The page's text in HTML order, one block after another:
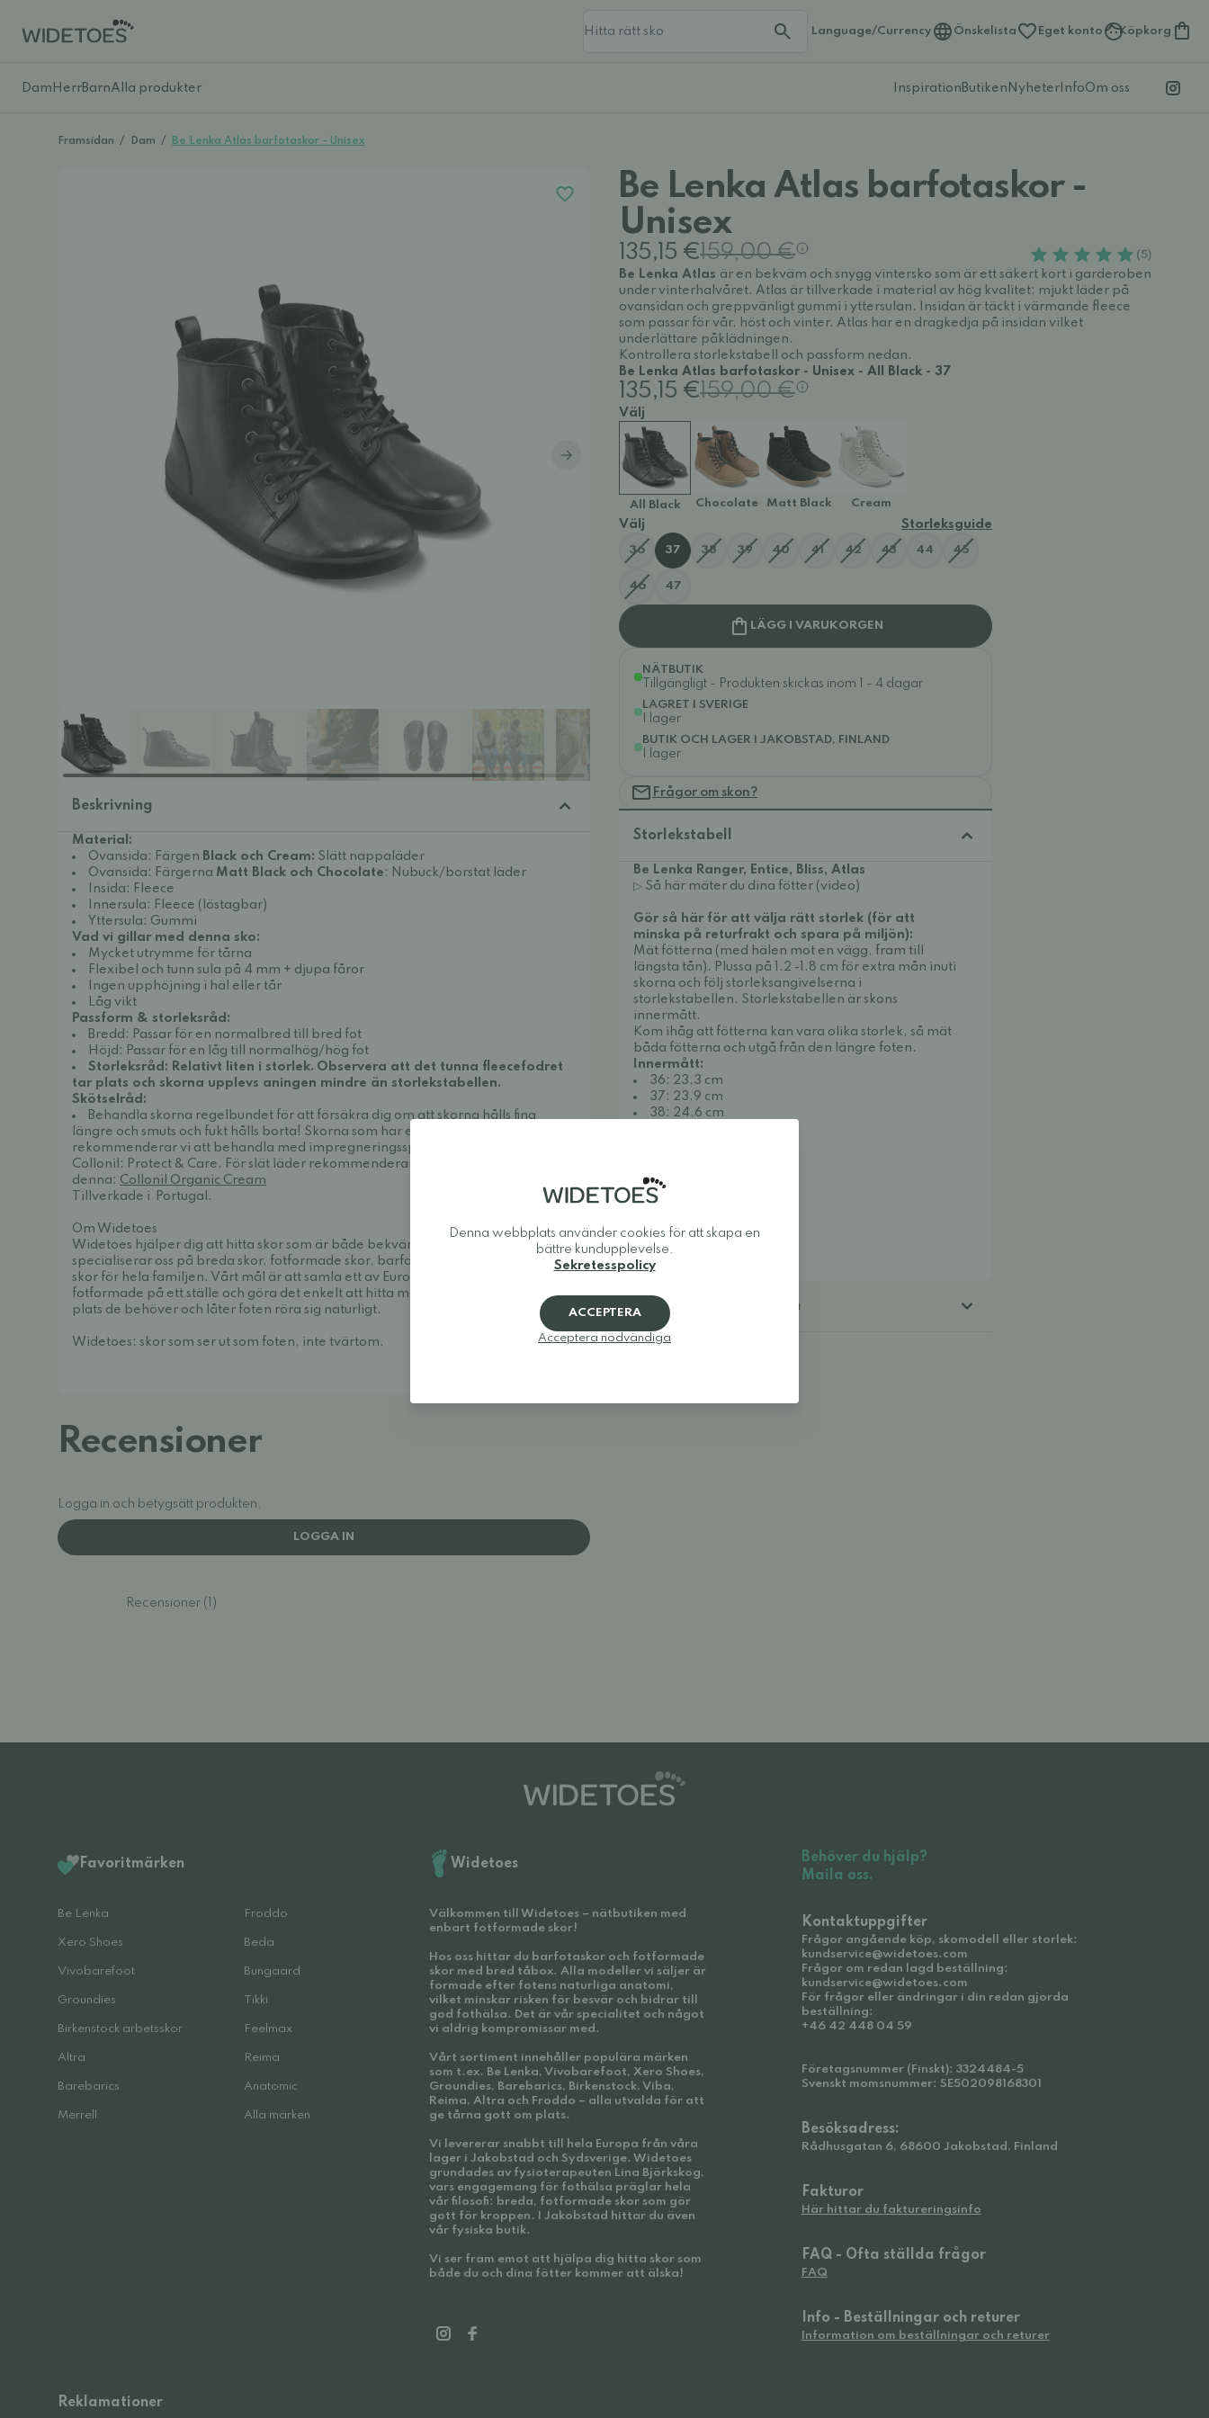
Language/Currency Önskelista Eget konto Köpkorg
Dam HerrBarnAlla produkter Inspiration Butiken Nyheter InfoOm oss
Framsidan / Dam / Be Lenka Atlas barfotaskor - Unisex
Beskrivning
Material:
Ovansida: Färgen Black och Cream: Slätt nappaläder
Ovansida: Färgerna Matt Black och Chocolate : Nubuck/borstat läder
Insida: Fleece
Innersula: Fleece (löstagbar)
Yttersula: Gummi
Vad vi gillar med denna sko:
Mycket utrymme för tårna
Flexibel och tunn sula på 4 mm + djupa fåror
Ingen upphöjning i häl eller tår
Låg vikt
Passform & storleksråd:
Bredd: Passar för en normalbred till bred fot
Höjd: Passar för en låg till normalhög/hög fot
Storleksråd: Relativt liten i storlek. Observera att det tunna fleecefodret
tar plats och skorna upplevs aningen mindre än storlekstabellen.
Skötselråd:
Behandla skorna regelbundet för att försäkra dig om att skorna hålls fina
längre och smuts och fukt hålls borta! Skorna som har en yta av nubuckläder
rekommenderar vi att behandla med impregneringsspray, t.ex.denna från
Collonil: Protect & Care . För slät läder rekommenderar vi kräm, t.ex.
denna: Collonil Organic Cream
Tillverkade i Portugal.
Om Widetoes
Widetoes hjälper dig att hitta skor som är både bekväma och snygga. Vi
specialiserar oss på breda skor, fotformade skor, barfotaskor och minimalistiska
skor för hela familjen. Vårt mål är att samla ett av Europas bästa utbud av
fotformade på ett ställe och göra det enkelt att hitta modeller som ger tårna den
plats de behöver och låter foten röra sig naturligt.
Widetoes: skor som ser ut som foten, inte tvärtom.
Recensioner
Logga in och betygsätt produkten.
LOGGA IN
Recensioner (1)
Be Lenka Atlas barfotaskor -
Unisex
135,15 €159,00 € (5)
Be Lenka Atlas är en bekväm och snygg vintersko som är ett säkert kort i garderoben
under vinterhalvåret. Atlas är tillverkade i material av hög kvalitet; mjukt läder på
ovansidan och greppvänligt gummi i yttersulan. Insidan är täckt i värmande fleece
som passar för vår, höst och vinter. Atlas har en dragkedja på insidan vilket
underlättare påklädningen.
Kontrollera storlekstabell och passform nedan.
Be Lenka Atlas barfotaskor - Unisex - All Black - 37
135,15 €159,00 €
Välj
All Black Chocolate Matt Black Cream
Välj Storleksguide
36 37 38 39 40 41 42 43 44 45
46 47
LÄGG I VARUKORGEN
NÄTBUTIK
Tillgängligt - Produkten skickas inom 1 - 4 dagar
LAGRET I SVERIGE
I lager
BUTIK OCH LAGER I JAKOBSTAD, FINLAND
I lager
Frågor om skon?
Storlekstabell
Be Lenka Ranger, Entice, Bliss, Atlas
▷ Så här mäter du dina fötter (video)
Gör så här för att välja rätt storlek (för att
minska på returfrakt och spara på miljön):
Mät fötterna (med hälen mot en vägg, fram till
längsta tån). Plussa på 1.2 -1.8 cm för extra mån inuti
skorna och följ storleksangivelserna i
storlekstabellen. Storlekstabellen är skons
innermått.
Kom ihåg att fötterna kan vara olika storlek, så mät
båda fötterna och utgå från den längre foten.
Innermått:
36: 23,3 cm
37: 23,9 cm
38: 24,6 cm
42: 27,3 cm
43: 27,9 cm
45: 29,3 cm
46: 29,9 cm
Ytterligare information
Favoritmärken
Be Lenka Froddo
Xero Shoes Beda
Vivobarefoot Bungaard
Groundies Tikki
Birkenstock arbetsskor Feelmax
Altra Reima
Barebarics Anatomic
Merrell Alla märken
Widetoes
Välkommen till Widetoes – nätbutiken med
enbart fotformade skor!
Hos oss hittar du barfotaskor och fotformade
skor med bred tåbox. Alla modeller vi säljer är
formade efter fotens naturliga anatomi,
vilket minskar risken för besvär och bidrar till
god fothälsa. Det är vår specialitet och något
vi aldrig kompromissar med.
Vårt sortiment innehåller populära märken
som t.ex. Be Lenka, Vivobarefoot, Xero Shoes,
Groundies, Barebarics, Birkenstock, Viba,
Reima, Altra och Froddo – alla utvalda för att
ge tårna gott om plats.
Vi levererar snabbt till hela Europa från våra
lager i Jakobstad och Sydsverige. Widetoes
grundades av fysioterapeuten Lina Björkskog,
vars engagemang för fothälsa präglar hela
vår filosofi: breda, fotformade skor som gör
gott för kroppen. I Jakobstad hittar du även
vår fysiska butik.
Vi ser fram emot att hjälpa dig hitta skor som
både du och dina fötter kommer att älska!
Behöver du hjälp?
Maila oss.
Kontaktuppgifter
Frågor angående köp, skomodell eller storlek:
kundservice@widetoes.com
Frågor om redan lagd beställning:
kundservice@widetoes.com
För frågor eller ändringar i din redan gjorda
beställning:
+46 42 448 04 59
Företagsnummer (Finskt): 3324484-5
Svenskt momsnummer: SE502098168301
Besöksadress:
Rådhusgatan 6, 68600 Jakobstad, Finland
Fakturor
Här hittar du faktureringsinfo
FAQ - Ofta ställda frågor
FAQ
Info - Beställningar och returer
Information om beställningar och returer
Reklamationer
Denna webbplats använder cookies för att skapa en
bättre kundupplevelse.
Sekretesspolicy
ACCEPTERA
Acceptera nödvändiga